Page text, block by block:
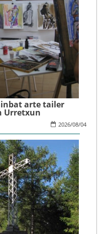
arte tailer
Urretxun
2026/08/04